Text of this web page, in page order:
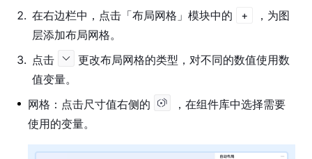
2. 在右边栏中，点击「布局网格」模块中的 +
，为图
层添加布局网格。
3. 点击
更改布局网格的类型，对不同的数值使用数
值变量。
网格：点击尺寸值右侧的
，在组件库中选择需要
使用的变量。